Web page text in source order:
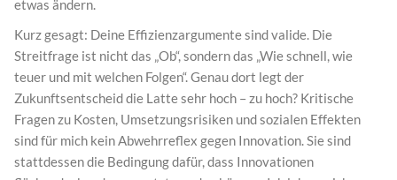
etwas ändern.
Kurz gesagt: Deine Effizienzargumente sind valide. Die
Streitfrage ist nicht das „Ob“, sondern das „Wie schnell, wie
teuer und mit welchen Folgen“. Genau dort legt der
Zukunftsentscheid die Latte sehr hoch – zu hoch? Kritische
Fragen zu Kosten, Umsetzungsrisiken und sozialen Effekten
sind für mich kein Abwehrreflex gegen Innovation. Sie sind
stattdessen die Bedingung dafür, dass Innovationen